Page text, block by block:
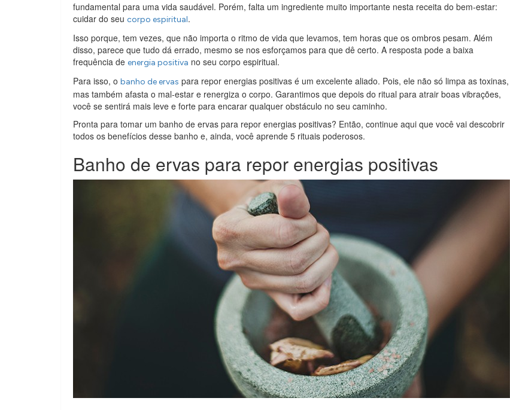
fundamental para uma vida saudável. Porém, falta um ingrediente muito importante nesta receita do bem-estar:
cuidar do seu corpo espiritual.
Isso porque, tem vezes, que não importa o ritmo de vida que levamos, tem horas que os ombros pesam. Além
disso, parece que tudo dá errado, mesmo se nos esforçamos para que dê certo. A resposta pode a baixa
frequência de energia positiva no seu corpo espiritual.
Para isso, o banho de ervas para repor energias positivas é um excelente aliado. Pois, ele não só limpa as toxinas,
mas também afasta o mal-estar e renergiza o corpo. Garantimos que depois do ritual para atrair boas vibrações,
você se sentirá mais leve e forte para encarar qualquer obstáculo no seu caminho.
Pronta para tomar um banho de ervas para repor energias positivas? Então, continue aqui que você vai descobrir
todos os benefícios desse banho e, ainda, você aprende 5 rituais poderosos.
Banho de ervas para repor energias positivas